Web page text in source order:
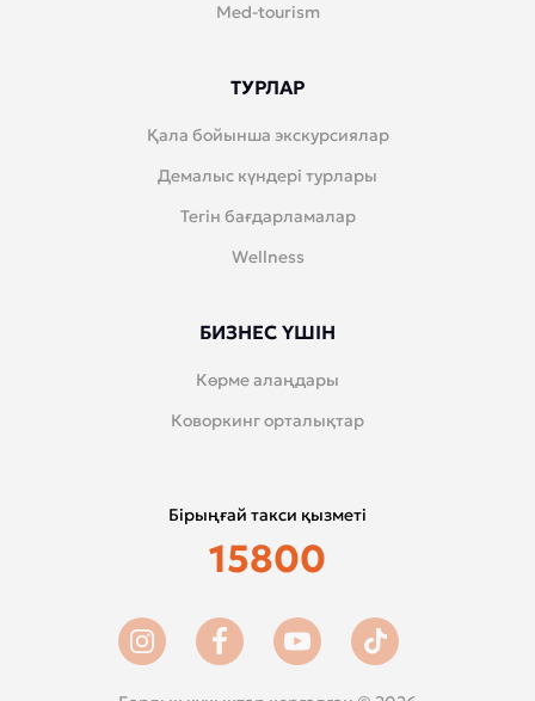
Med-tourism
ТУРЛАР
Қала бойынша экскурсиялар
Демалыс күндері турлары
Тегін бағдарламалар
Wellness
БИЗНЕС ҮШІН
Көрме алаңдары
Коворкинг орталықтар
Бірыңғай такси қызметі
15800